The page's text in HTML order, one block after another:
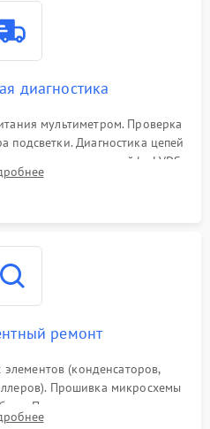
диагностика
мультиметром. Проверка
подсветки. Диагностика цепей
сигналов на шлейфе LVDS
ремонт
(конденсаторов,
Прошивка микросхемы
При поломке подсветки —
выгоревших светодиодов.